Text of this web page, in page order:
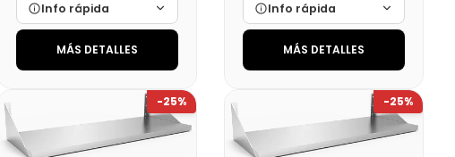
Info rápida
Marca
Cargando…
Cargando…
Precio final (+21%)
109,81 €
MÁS DETALLES
Info rápida
Marca
Cargando…
Cargando…
Precio final (+21%)
100,73 €
MÁS DETALLES
-25% -25%